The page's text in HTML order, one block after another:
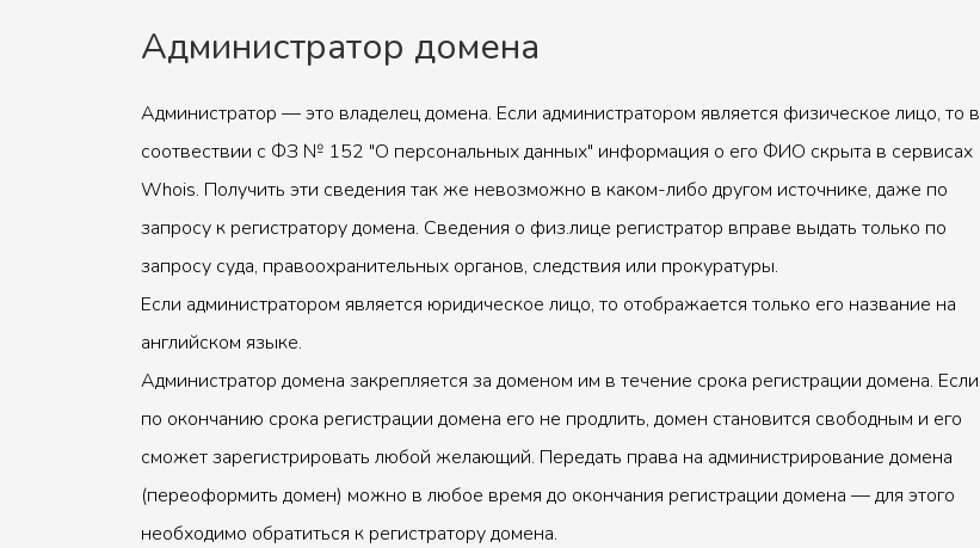
Администратор домена
Администратор — это владелец домена. Если администратором является физическое лицо, то в
соотвествии с ФЗ № 152 "О персональных данных" информация о его ФИО скрыта в сервисах
Whois. Получить эти сведения так же невозможно в каком-либо другом источнике, даже по
запросу к регистратору домена. Сведения о физ.лице регистратор вправе выдать только по
запросу суда, правоохранительных органов, следствия или прокуратуры.
Если администратором является юридическое лицо, то отображается только его название на
английском языке.
Администратор домена закрепляется за доменом им в течение срока регистрации домена. Если
по окончанию срока регистрации домена его не продлить, домен становится свободным и его
сможет зарегистрировать любой желающий. Передать права на администрирование домена
(переоформить домен) можно в любое время до окончания регистрации домена — для этого
необходимо обратиться к регистратору домена.